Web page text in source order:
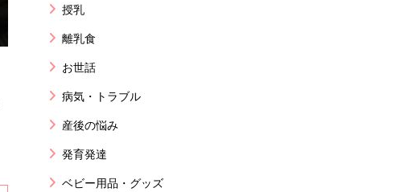
授乳
離乳食
お世話
病気・トラブル
産後の悩み
発育発達
ベビー用品・グッズ